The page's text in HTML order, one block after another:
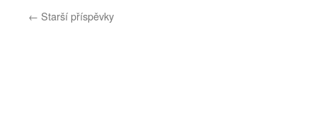
← Starší příspěvky